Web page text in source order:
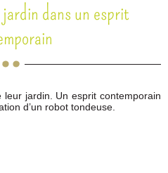
dans un esprit
jardin. Un esprit contemporain
d’un robot tondeuse.